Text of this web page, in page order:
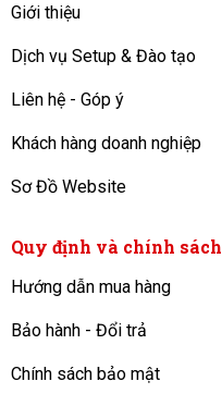
Giới thiệu
Dịch vụ Setup & Đào tạo
Liên hệ - Góp ý
Khách hàng doanh nghiệp
Sơ Đồ Website
Quy định và chính sách
Hướng dẫn mua hàng
Bảo hành - Đổi trả
Chính sách bảo mật